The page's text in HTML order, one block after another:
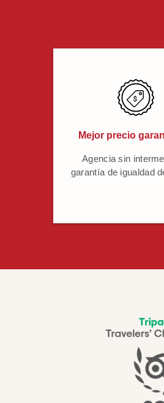
Mejor precio
Agencia sin
garantía de igualdad